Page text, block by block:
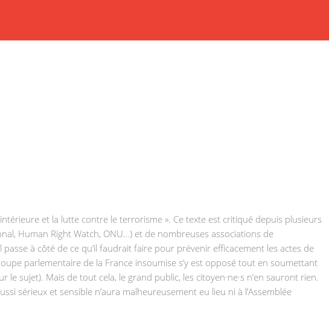
et la lutte contre le terrorisme ». Ce texte est critiqué depuis plusieurs
Human Right Watch, ONU…) et de nombreuses associations de
passe à côté de ce qu’il faudrait faire pour prévenir efficacement les actes de
parlementaire de la France insoumise s’y est opposé tout en soumettant
sujet). Mais de tout cela, le grand public, les citoyen·ne·s n’en sauront rien.
sérieux et sensible n’aura malheureusement eu lieu ni à l’Assemblée